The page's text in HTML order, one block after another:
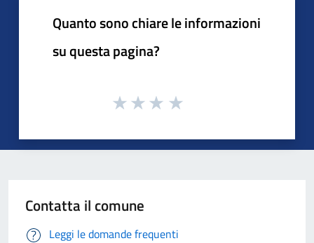
Quanto sono chiare le informazioni
su questa pagina?
Contatta il comune
Leggi le domande frequenti